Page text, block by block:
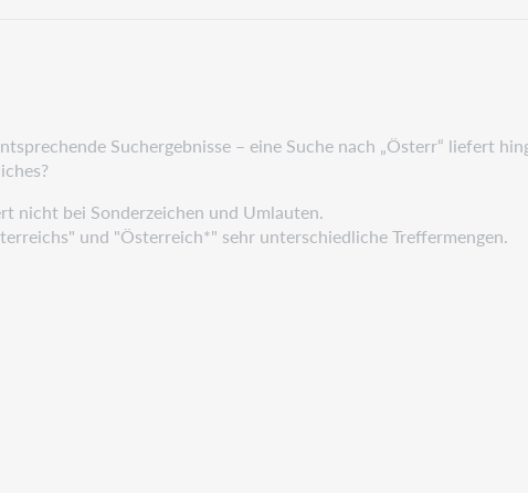
Suchergebnisse – eine Suche nach „Österr“ liefert
nicht bei Sonderzeichen und Umlauten.
und "Österreich*" sehr unterschiedliche Treffermengen.